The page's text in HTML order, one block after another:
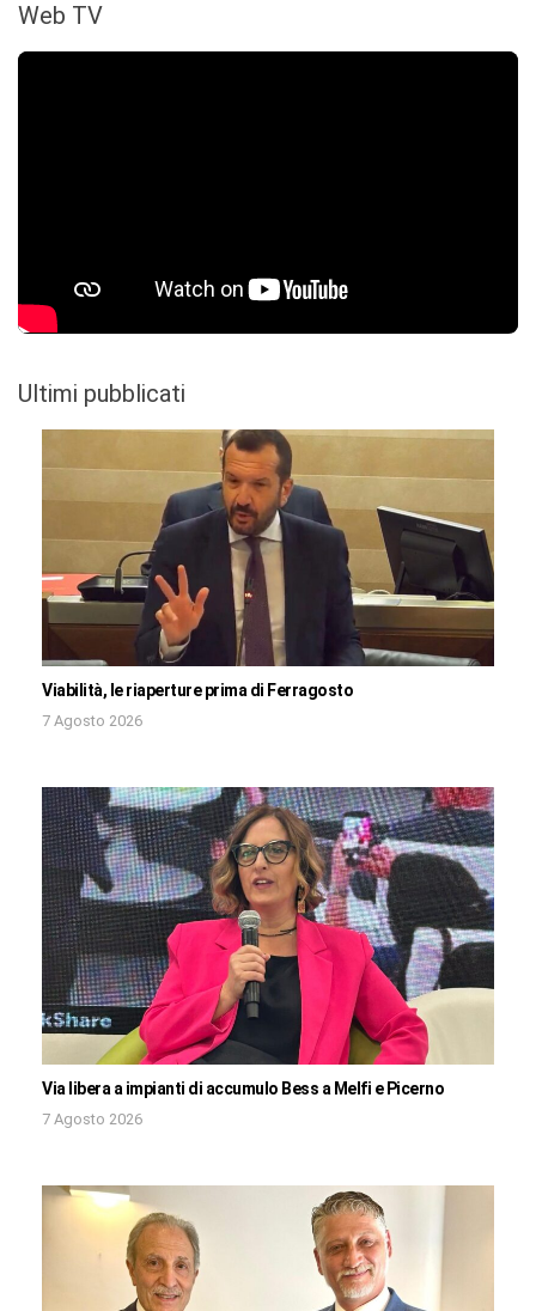
Web TV
Ultimi pubblicati
Viabilità, le riaperture prima di Ferragosto
7 Agosto 2026
Via libera a impianti di accumulo Bess a Melfi e Picerno
7 Agosto 2026